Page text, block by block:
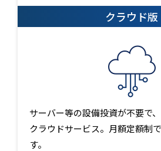
クラウド版
サーバー等の設備投資が不要で
クラウドサービス。月額定額制
す。